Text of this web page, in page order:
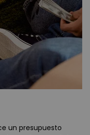
un presupuesto